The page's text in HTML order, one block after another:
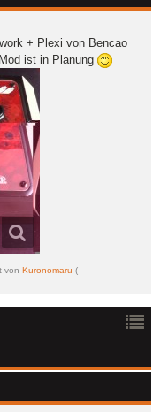
+ Plexi von Bencao
ist in Planung
von Kuronomaru (